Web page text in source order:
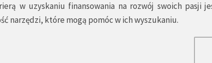
w uzyskaniu finansowania na rozwój swoich pasji
narzędzi, które mogą pomóc w ich wyszukaniu.